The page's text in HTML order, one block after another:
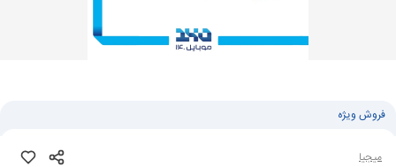
فروش ویژه
میجیا